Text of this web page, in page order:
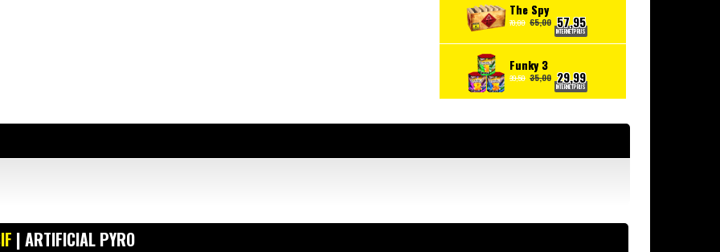
The Spy
70,00 65,00 57,95
INTERNETPRIJS
Funky 3
39,50 35,00 29,99
INTERNETPRIJS
| ARTIFICIAL PYRO